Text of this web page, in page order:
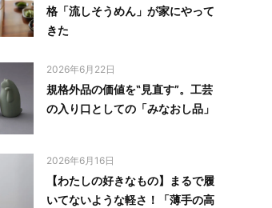
格「流しそうめん」が家にやって
きた
2026年6月22日
規格外品の価値を‟見直す”。工芸
の入り口としての「みなおし品」
2026年6月16日
【わたしの好きなもの】まるで履
いてないような軽さ！「薄手の高